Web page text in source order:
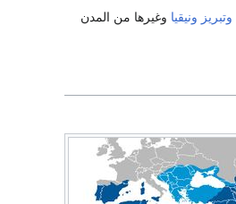
وتبريز ونيقيا وغيرها من المدن